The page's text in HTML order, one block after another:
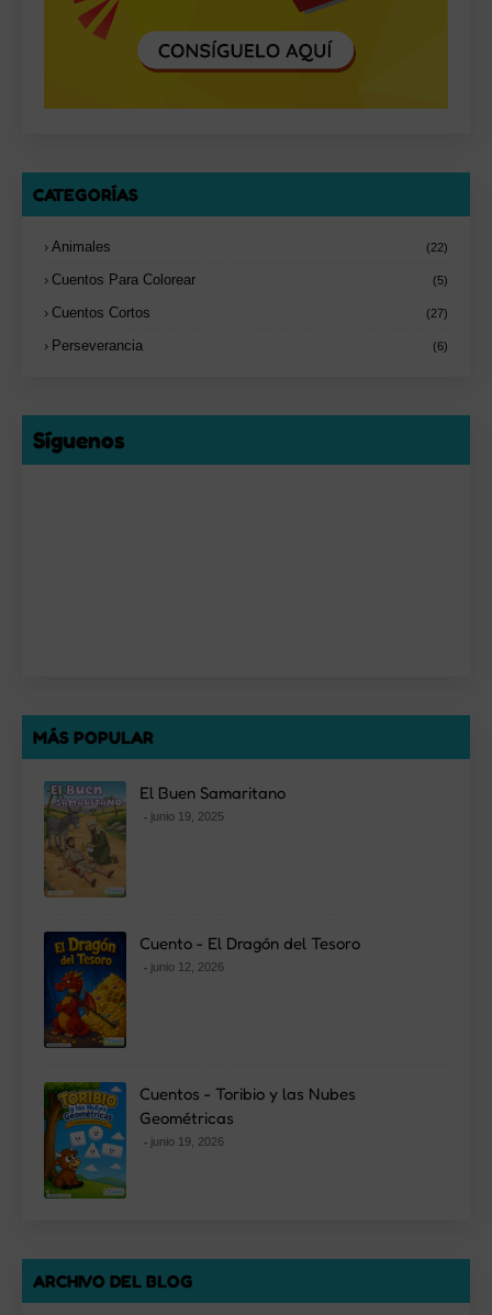
CATEGORÍAS
Animales (22)
Cuentos Para Colorear (5)
Cuentos Cortos (27)
Perseverancia (6)
Síguenos
MÁS POPULAR
El Buen Samaritano
junio 19, 2025
Cuento - El Dragón del Tesoro
junio 12, 2026
Cuentos - Toribio y las Nubes
Geométricas
junio 19, 2026
ARCHIVO DEL BLOG